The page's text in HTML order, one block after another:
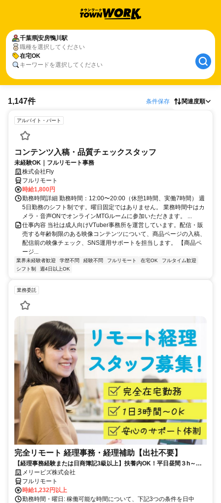
千葉県安房鴨川駅
職種を選択してください
在宅OK
キーワードを選択してください
1,147件 条件保存 関連度順
アルバイト・パート
コンテンツ入稿・品質チェックスタッフ
未経験OK｜フルリモート事務
株式会社Fly
フルリモート
時給1,800円
勤務時間詳細 勤務時間：12:00〜20:00（休憩1時間、実働7時間） 週
5日勤務のシフト制です。曜日固定ではありません。 業務時間中はカ
メラ・音声ONでオンラインMTGルームに参加いただきます。 ...
仕事内容 当社は成人向けVTuber事務所を運営しています。配信・販
売する年齢制限のある映像コンテンツについて、商品ページの入稿、
配信前の映像チェック、SNS運用サポートを担当します。 【商品ペ
ージ...
業界未経験者歓迎 学歴不問 経験不問 フルリモート 在宅OK
フルタイム歓迎
シフト制
週4日以上OK
業務委託
完全リモート 経理事務・経理補助【出社不要】
【経理事務経験または日商簿記3級以上】扶養内OK！平日昼間３h～。
完全在宅で育児・介護中の方も大歓迎♪
メリービズ株式会社
フルリモート
時給1,232円以上
勤務時間・曜日: 稼働可能な時間について、下記3つの条件を日中